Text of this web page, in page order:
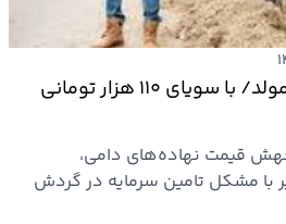
افزایش کشتار دام‌های مولد/ با سویای ۱۱۰ هزار تومانی
قیمت نهاده‌های دامی،
با مشکل تامین سرمایه در گردش